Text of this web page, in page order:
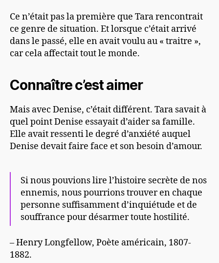
Ce n’était pas la première que Tara rencontrait
ce genre de situation. Et lorsque c’était arrivé
dans le passé, elle en avait voulu au « traitre »,
car cela affectait tout le monde.
Connaître c’est aimer
Mais avec Denise, c’était différent. Tara savait à
quel point Denise essayait d’aider sa famille.
Elle avait ressenti le degré d’anxiété auquel
Denise devait faire face et son besoin d’amour.
Si nous pouvions lire l’histoire secrète de nos
ennemis, nous pourrions trouver en chaque
personne suffisamment d’inquiétude et de
souffrance pour désarmer toute hostilité.
– Henry Longfellow, Poète américain, 1807-
1882.